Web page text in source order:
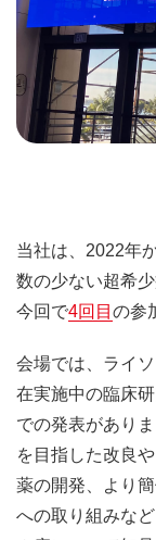
当社は、2022年
数の少ない超希
今回で4回目 の参
会場では、ライ
在実施中の臨床
での発表があり
を目指した改良
薬の開発、より
への取り組みな